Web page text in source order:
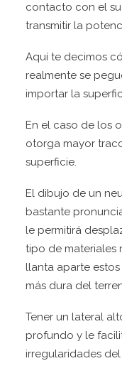
contacto con el
transmitir la
Aquí te decimos
realmente se
importar la
En el caso de los
otorga mayor
superficie.
El dibujo de un
bastante
le permitirá
tipo de materiales
llanta aparte
más dura del
Tener un lateral
profundo y le
irregularidades